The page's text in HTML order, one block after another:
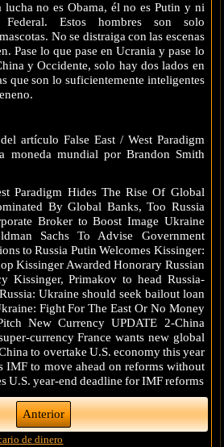
lucha no es Obama, él no es Putin y ni
Estos hombres son solo
No se distraiga con las escenas
Pase lo que pase en Ucrania y pase lo
y Occidente, solo hay dos lados en
que son lo suficientemente inteligentes
artículo False East / West Paradigm
moneda mundial por Brandon Smith
Paradigm Hides The Rise Of Global
By Global Banks, Too Russia
Broker to Boost Image Ukraine
Sachs To Advise Government
to Russia Putin Welcomes Kissinger:
Kissinger Awarded Honorary Russian
Kissinger, Primakov to head Russia-
Ukraine should seek bailout loan
Fight For The East Or No Money
New Currency UPDATE 2-China
currency France wants new global
to overtake U.S. economy this year
IMF to move ahead on reforms without
U.S. year-end deadline for IMF reforms
Anterior
de dinero